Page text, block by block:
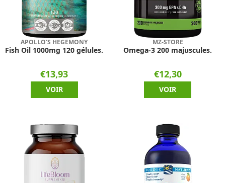
APOLLO'S HEGEMONY
Fish Oil 1000mg 120 gélules.
€13,93
VOIR
MZ-STORE
Omega-3 200 majuscules.
€12,30
VOIR